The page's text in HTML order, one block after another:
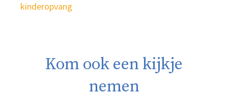
kinderopvang
Kom ook een kijkje
nemen